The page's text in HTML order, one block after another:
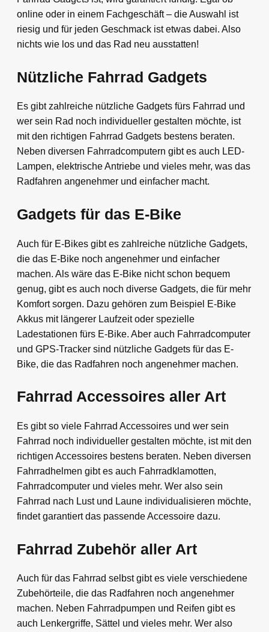
online oder in einem Fachgeschäft – die Auswahl ist
riesig und für jeden Geschmack ist etwas dabei. Also
nichts wie los und das Rad neu ausstatten!
Nützliche Fahrrad Gadgets
Es gibt zahlreiche nützliche Gadgets fürs Fahrrad und
wer sein Rad noch individueller gestalten möchte, ist
mit den richtigen Fahrrad Gadgets bestens beraten.
Neben diversen Fahrradcomputern gibt es auch LED-
Lampen, elektrische Antriebe und vieles mehr, was das
Radfahren angenehmer und einfacher macht.
Gadgets für das E-Bike
Auch für E-Bikes gibt es zahlreiche nützliche Gadgets,
die das E-Bike noch angenehmer und einfacher
machen. Als wäre das E-Bike nicht schon bequem
genug, gibt es auch noch diverse Gadgets, die für mehr
Komfort sorgen. Dazu gehören zum Beispiel E-Bike
Akkus mit längerer Laufzeit oder spezielle
Ladestationen fürs E-Bike. Aber auch Fahrradcomputer
und GPS-Tracker sind nützliche Gadgets für das E-
Bike, die das Radfahren noch angenehmer machen.
Fahrrad Accessoires aller Art
Es gibt so viele Fahrrad Accessoires und wer sein
Fahrrad noch individueller gestalten möchte, ist mit den
richtigen Accessoires bestens beraten. Neben diversen
Fahrradhelmen gibt es auch Fahrradklamotten,
Fahrradcomputer und vieles mehr. Wer also sein
Fahrrad nach Lust und Laune individualisieren möchte,
findet garantiert das passende Accessoire dazu.
Fahrrad Zubehör aller Art
Auch für das Fahrrad selbst gibt es viele verschiedene
Zubehörteile, die das Radfahren noch angenehmer
machen. Neben Fahrradpumpen und Reifen gibt es
auch Lenkergriffe, Sättel und vieles mehr. Wer also